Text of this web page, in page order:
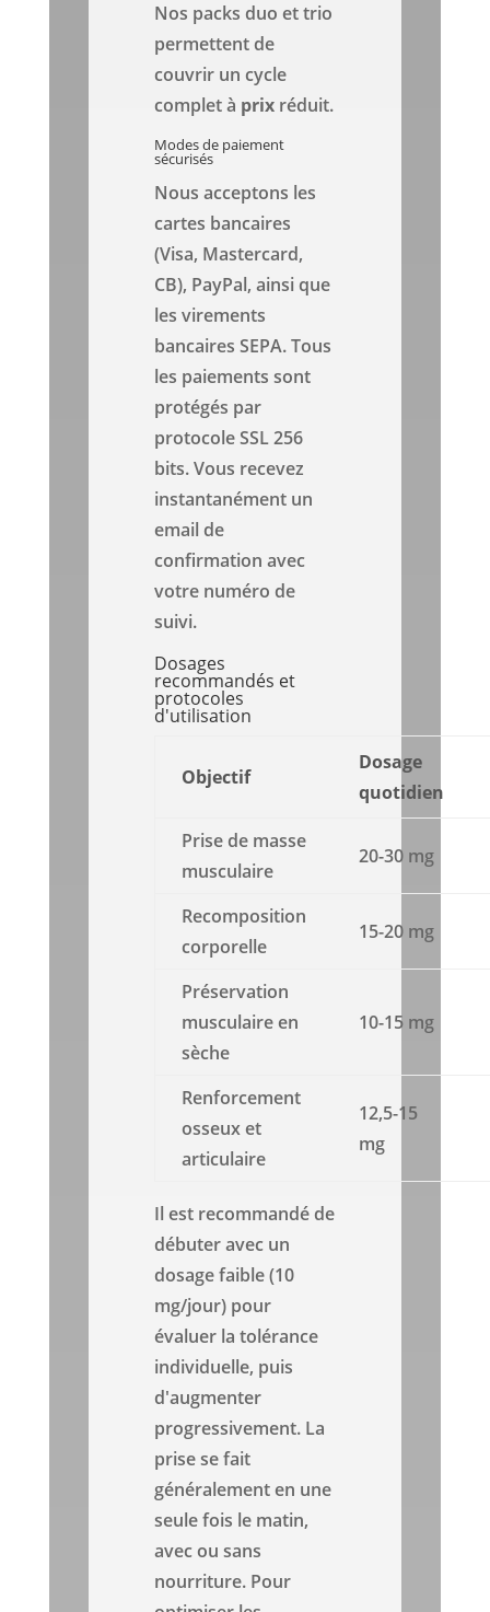
Nos packs duo et trio
permettent de
couvrir un cycle
complet à prix réduit.
Modes de paiement
sécurisés
Nous acceptons les
cartes bancaires
(Visa, Mastercard,
CB), PayPal, ainsi que
les virements
bancaires SEPA. Tous
les paiements sont
protégés par
protocole SSL 256
bits. Vous recevez
instantanément un
email de
confirmation avec
votre numéro de
suivi.
Dosages
recommandés et
protocoles
d'utilisation
Objectif
Dosage
quotidien
Prise de masse
musculaire
20-30 mg
Recomposition
corporelle
15-20 mg
Préservation
musculaire en
sèche
10-15 mg
Renforcement
osseux et
articulaire
12,5-15
mg
Il est recommandé de
débuter avec un
dosage faible (10
mg/jour) pour
évaluer la tolérance
individuelle, puis
d'augmenter
progressivement. La
prise se fait
généralement en une
seule fois le matin,
avec ou sans
nourriture. Pour